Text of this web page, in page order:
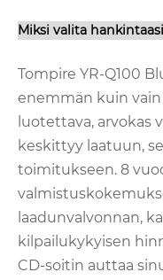
Miksi valita
Tompire YR-Q100
enemmän kuin
luotettava, arvokas
keskittyy laatuun,
toimitukseen. 8
laadunvalvonnan,
kilpailukykyisen
CD-soitin auttaa